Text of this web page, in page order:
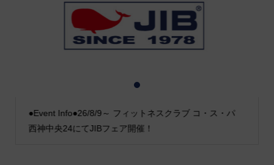
●Event Info●26/8/9～ フィットネスクラブ コ・ス・パ
西神中央24にてJIBフェア開催！
2